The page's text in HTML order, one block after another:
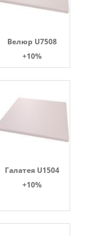
Велюр U7508
+10%
Галатея U1504
+10%